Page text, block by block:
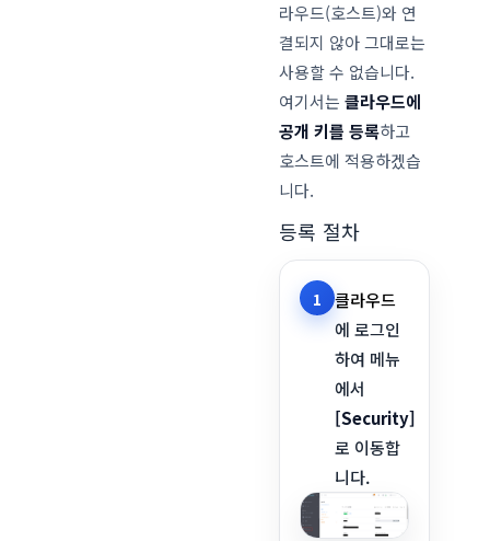
라우드(호스트)와 연
결되지 않아 그대로는
사용할 수 없습니다.
여기서는클라우드에
공개 키를 등록하고
호스트에 적용하겠습
니다.
등록 절차
1
클라우드
에 로그인
하여 메뉴
에서
[Security]
로 이동합
니다.